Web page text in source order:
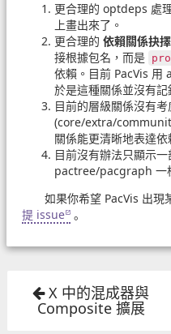
更合理的 optdeps 處
上畫出來了。
更合理的 依賴關係抉擇
接根據包名，而是
依賴。目前 PacVis 用
於是這種關係並沒有記
目前的層級關係沒有
(core/extra/
關係能更清晰地表達依
目前沒有辦法只顯示
pactree/pacgraph 一
如果你希望 PacVis 出現
提 issue 。
X 中的混成器與
Composite 擴展